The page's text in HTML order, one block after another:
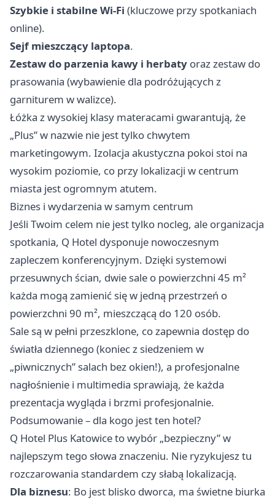
Szybkie i stabilne Wi-Fi (kluczowe przy spotkaniach
online).
Sejf mieszczący laptopa.
Zestaw do parzenia kawy i herbaty oraz zestaw do
prasowania (wybawienie dla podróżujących z
garniturem w walizce).
Łóżka z wysokiej klasy materacami gwarantują, że
„Plus” w nazwie nie jest tylko chwytem
marketingowym. Izolacja akustyczna pokoi stoi na
wysokim poziomie, co przy lokalizacji w centrum
miasta jest ogromnym atutem.
Biznes i wydarzenia w samym centrum
Jeśli Twoim celem nie jest tylko nocleg, ale organizacja
spotkania, Q Hotel dysponuje nowoczesnym
zapleczem konferencyjnym. Dzięki systemowi
przesuwnych ścian, dwie sale o powierzchni 45 m²
każda mogą zamienić się w jedną przestrzeń o
powierzchni 90 m², mieszczącą do 120 osób.
Sale są w pełni przeszklone, co zapewnia dostęp do
światła dziennego (koniec z siedzeniem w
„piwnicznych” salach bez okien!), a profesjonalne
nagłośnienie i multimedia sprawiają, że każda
prezentacja wygląda i brzmi profesjonalnie.
Podsumowanie – dla kogo jest ten hotel?
Q Hotel Plus Katowice to wybór „bezpieczny” w
najlepszym tego słowa znaczeniu. Nie ryzykujesz tu
rozczarowania standardem czy słabą lokalizacją.
Dla biznesu: Bo jest blisko dworca, ma świetne biurka